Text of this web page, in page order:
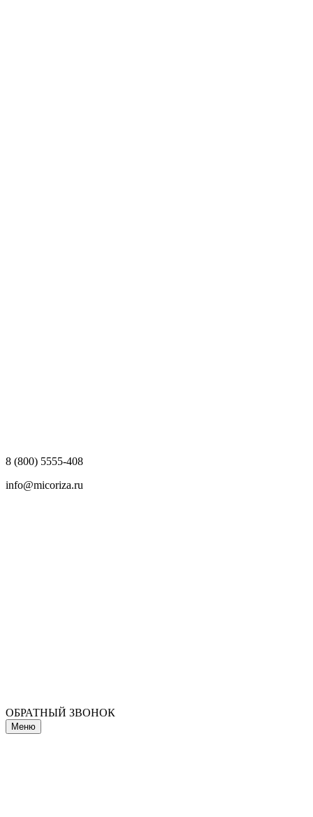
8 (800) 5555-408
info@micoriza.ru
ОБРАТНЫЙ ЗВОНОК
Меню